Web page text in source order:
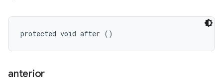
protected void after ()
anterior